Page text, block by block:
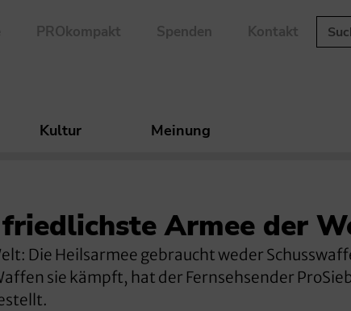
PROkompakt Spenden Kontakt
Kultur Meinung
Armee der
Die Heilsarmee gebraucht weder
sie kämpft, hat der Fernsehsender